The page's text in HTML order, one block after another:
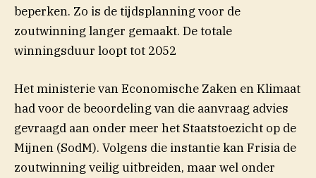
beperken. Zo is de tijdsplanning voor de
zoutwinning langer gemaakt. De totale
winningsduur loopt tot 2052
Het ministerie van Economische Zaken en Klimaat
had voor de beoordeling van die aanvraag advies
gevraagd aan onder meer het Staatstoezicht op de
Mijnen (SodM). Volgens die instantie(opent in nieuw
kan Frisia de
zoutwinning veilig uitbreiden, maar wel onder